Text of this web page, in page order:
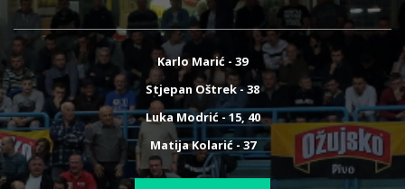
Karlo Marić - 39
Stjepan Oštrek - 38
Luka Modrić - 15, 40
Matija Kolarić - 37